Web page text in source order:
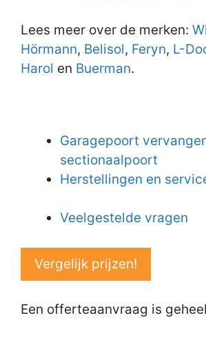
Lees meer over de merken:
Hörmann, Belisol, Feryn, L-
Harol en Buerman.
Garagepoort
sectionaalpoort
Herstellingen en
Veelgestelde vragen
Vergelijk prijzen!
Een offerteaanvraag is